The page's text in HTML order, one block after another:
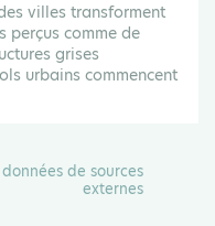
villes transforment
perçus comme de
grises
urbains commencent
de sources
externes